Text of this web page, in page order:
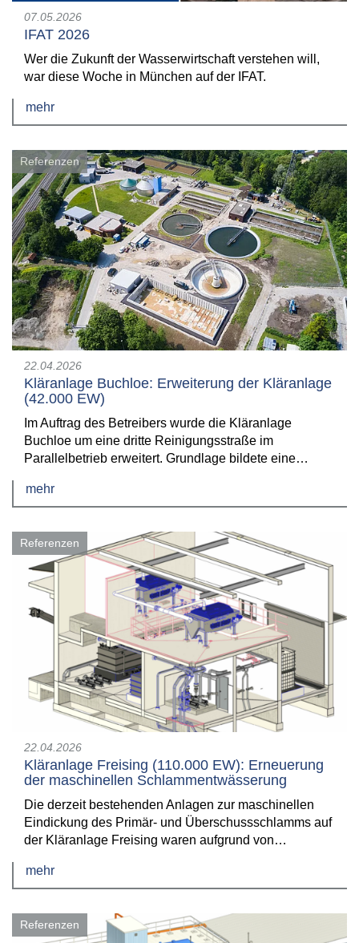
07.05.2026
IFAT 2026
Wer die Zukunft der Wasserwirtschaft verstehen will,
war diese Woche in München auf der IFAT.
mehr
Referenzen
22.04.2026
Kläranlage Buchloe: Erweiterung der Kläranlage
(42.000 EW)
Im Auftrag des Betreibers wurde die Kläranlage
Buchloe um eine dritte Reinigungsstraße im
Parallelbetrieb erweitert. Grundlage bildete eine…
mehr
Referenzen
22.04.2026
Kläranlage Freising (110.000 EW): Erneuerung
der maschinellen Schlammentwässerung
Die derzeit bestehenden Anlagen zur maschinellen
Eindickung des Primär- und Überschussschlamms auf
der Kläranlage Freising waren aufgrund von…
mehr
Referenzen